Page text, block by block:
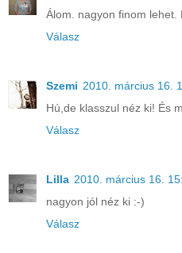
Álom. nagyon finom lehet.
Válasz
Szemi 2010. március 16.
Hú,de klasszul néz ki! És
Válasz
Lilla 2010. március 16.
nagyon jól néz ki :-)
Válasz